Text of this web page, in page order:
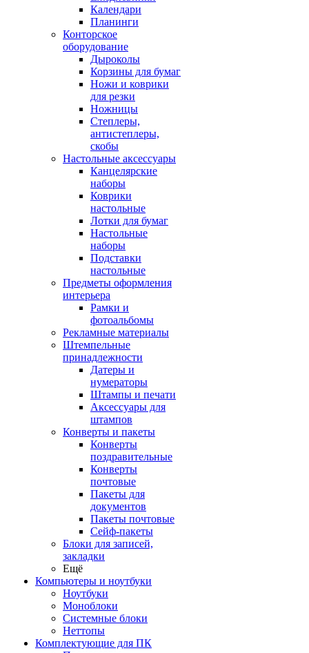
Календари
Планинги
Конторское
оборудование
Дыроколы
Корзины для бумаг
Ножи и коврики
для резки
Ножницы
Степлеры,
антистеплеры,
скобы
Настольные аксессуары
Канцелярские
наборы
Коврики
настольные
Лотки для бумаг
Настольные
наборы
Подставки
настольные
Предметы оформления
интерьера
Рамки и
фотоальбомы
Рекламные материалы
Штемпельные
принадлежности
Датеры и
нумераторы
Штампы и печати
Аксессуары для
штампов
Конверты и пакеты
Конверты
поздравительные
Конверты
почтовые
Пакеты для
документов
Пакеты почтовые
Сейф-пакеты
Блоки для записей,
закладки
Ещё
Компьютеры и ноутбуки
Ноутбуки
Моноблоки
Системные блоки
Неттопы
Комплектующие для ПК